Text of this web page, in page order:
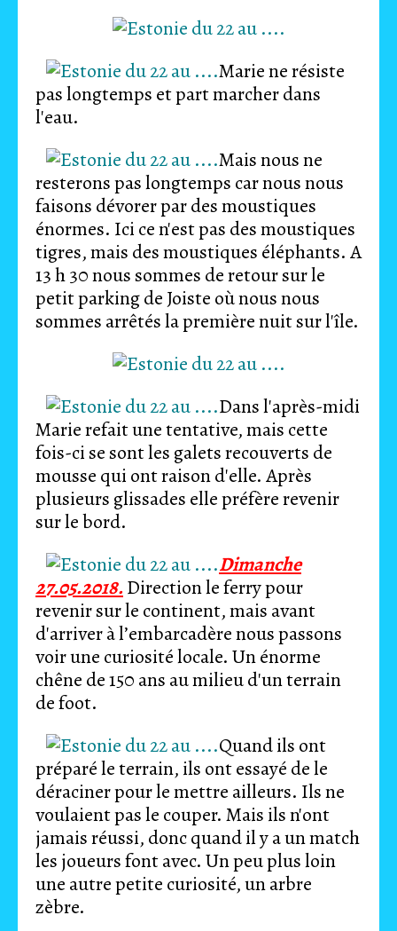
Marie ne résiste
pas longtemps et part marcher dans
l'eau.
Mais nous ne
resterons pas longtemps car nous nous
faisons dévorer par des moustiques
énormes. Ici ce n'est pas des moustiques
tigres, mais des moustiques éléphants. A
13 h 30 nous sommes de retour sur le
petit parking de Joiste où nous nous
sommes arrêtés la première nuit sur l'île.
Dans l'après-midi
Marie refait une tentative, mais cette
fois-ci se sont les galets recouverts de
mousse qui ont raison d'elle. Après
plusieurs glissades elle préfère revenir
sur le bord.
Dimanche
27.05.2018. Direction le ferry pour
revenir sur le continent, mais avant
d'arriver à l’embarcadère nous passons
voir une curiosité locale. Un énorme
chêne de 150 ans au milieu d'un terrain
de foot.
Quand ils ont
préparé le terrain, ils ont essayé de le
déraciner pour le mettre ailleurs. Ils ne
voulaient pas le couper. Mais ils n'ont
jamais réussi, donc quand il y a un match
les joueurs font avec. Un peu plus loin
une autre petite curiosité, un arbre
zèbre.